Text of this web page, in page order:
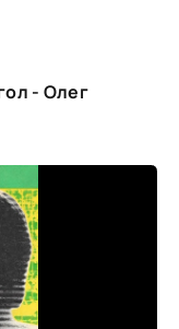
- Олег